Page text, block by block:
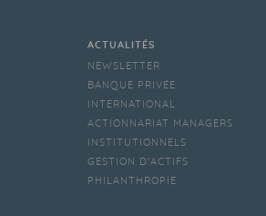
ACTUALITÉS
NEWSLETTER
BANQUE PRIVÉE
INTERNATIONAL
ACTIONNARIAT MANAGERS
INSTITUTIONNELS
GESTION D'ACTIFS
PHILANTHROPIE